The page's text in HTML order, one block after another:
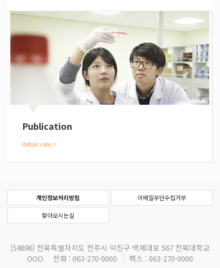
Publication
개인정보처리방침 이메일무단수집거부
찾아오시는길
[54896] 전북특별자치도 전주시 덕진구 백제대로 567 전북대학교
OOO
전화 : 063-270-0000
팩스 : 063-270-0000